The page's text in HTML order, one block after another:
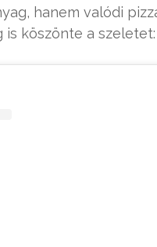
hanem valódi
köszönte a szeletet: